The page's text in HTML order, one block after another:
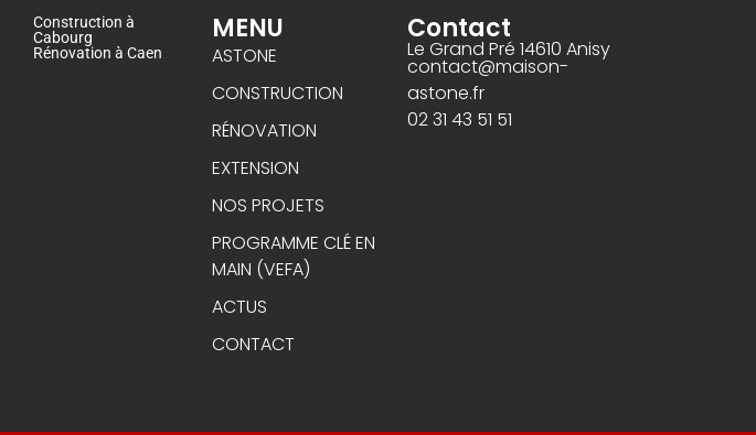
Construction à
Cabourg
Rénovation à Caen
MENU
ASTONE
CONSTRUCTION
RÉNOVATION
EXTENSION
NOS PROJETS
PROGRAMME CLÉ EN
MAIN (VEFA)
ACTUS
CONTACT
Contact
Le Grand Pré 14610 Anisy
contact@maison-
astone.fr
02 31 43 51 51